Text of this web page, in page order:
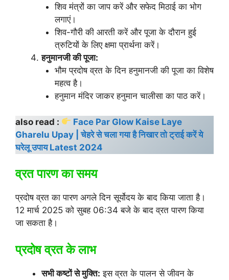
शिव मंत्रों का जाप करें और सफेद मिठाई का भोग
लगाएं।
शिव-गौरी की आरती करें और पूजा के दौरान हुई
त्रुटियों के लिए क्षमा प्रार्थना करें।
हनुमानजी की पूजा:
भौम प्रदोष व्रत के दिन हनुमानजी की पूजा का विशेष
महत्व है।
हनुमान मंदिर जाकर हनुमान चालीसा का पाठ करें।
also read :
Face Par Glow Kaise Laye
Gharelu Upay | चेहरे से चला गया है निखार तो ट्राई करें ये
घरेलू उपाय Latest 2024
व्रत पारण का समय
प्रदोष व्रत का पारण अगले दिन सूर्योदय के बाद किया जाता है।
12 मार्च 2025 को सुबह 06:34 बजे के बाद व्रत पारण किया
जा सकता है।
प्रदोष व्रत के लाभ
सभी कष्टों से मुक्ति: इस व्रत के पालन से जीवन के